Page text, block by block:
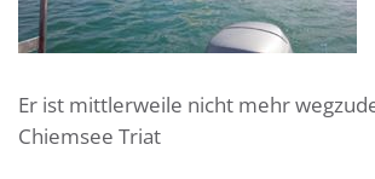
Er ist mittlerweile nicht mehr
Chiemsee Triat